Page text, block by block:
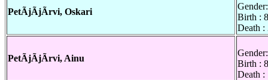
PetÃjÃjÃrvi, Oskari
Birth :
Death :
PetÃjÃjÃrvi, Ainu
Birth :
Death :